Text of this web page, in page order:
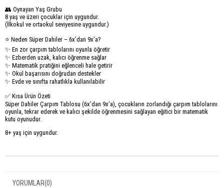
👥 Oynayan Yaş Grubu
8 yaş ve üzeri çocuklar için uygundur.
(İlkokul ve ortaokul seviyesine uygundur.)
⭐ Neden Süper Dahiler – 6x’dan 9x’a?
✨ En zor çarpım tablolarını oyunla öğretir
✨ Ezberden uzak, kalıcı öğrenme sağlar
✨ Matematik pratiğini eğlenceli hale getirir
✨ Okul başarısını doğrudan destekler
✨ Evde ve sınıfta rahatlıkla kullanılabilir
✅ Kısa Ürün Özeti
Süper Dahiler Çarpım Tablosu (6x’dan 9x’a), çocukların zorlandığı çarpım tablolarını
oyunla, tekrar ederek ve kalıcı şekilde öğrenmesini sağlayan eğitici bir matematik
kutu oyunudur.
8+ yaş için uygundur.
YORUMLAR(0)